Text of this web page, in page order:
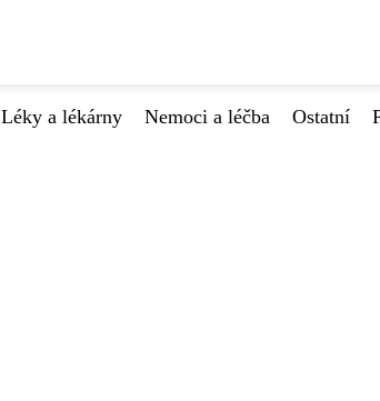
Léky a lékárny Nemoci a léčba Ostatní